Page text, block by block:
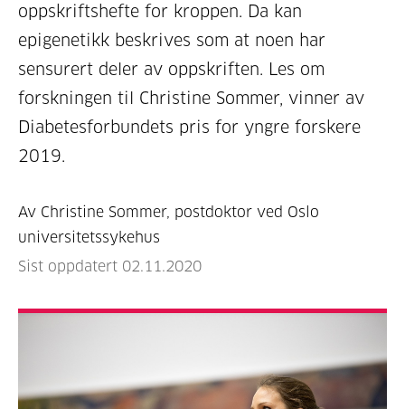
oppskriftshefte for kroppen. Da kan
epigenetikk beskrives som at noen har
sensurert deler av oppskriften. Les om
forskningen til Christine Sommer, vinner av
Diabetesforbundets pris for yngre forskere
2019.
Av Christine Sommer, postdoktor ved Oslo
universitetssykehus
Sist oppdatert 02.11.2020